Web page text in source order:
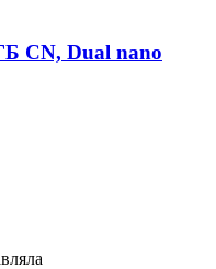
CN, Dual nano